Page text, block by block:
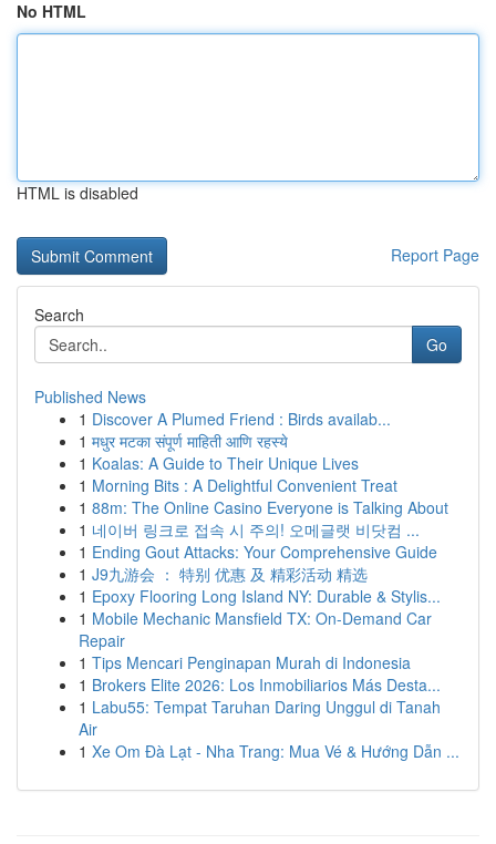
No HTML
HTML is disabled
Report Page
Search
Go
Published News
1 Discover A Plumed Friend : Birds availab...
1 मधुर मटका संपूर्ण माहिती आणि रहस्ये
1 Koalas: A Guide to Their Unique Lives
1 Morning Bits : A Delightful Convenient Treat
1 88m: The Online Casino Everyone is Talking About
1 네이버 링크로 접속 시 주의! 오메글랫 비닷컴 ...
1 Ending Gout Attacks: Your Comprehensive Guide
1 J9九游会 ： 特别 优惠 及 精彩活动 精选
1 Epoxy Flooring Long Island NY: Durable & Stylis...
1 Mobile Mechanic Mansfield TX: On-Demand Car
Repair
1 Tips Mencari Penginapan Murah di Indonesia
1 Brokers Elite 2026: Los Inmobiliarios Más Desta...
1 Labu55: Tempat Taruhan Daring Unggul di Tanah
Air
1 Xe Om Đà Lạt - Nha Trang: Mua Vé & Hướng Dẫn ...